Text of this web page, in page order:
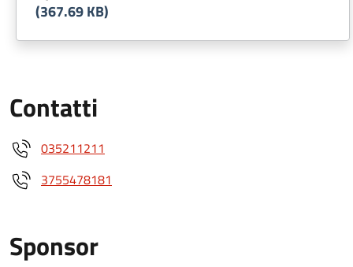
(367.69 KB)
Contatti
035211211
3755478181
Sponsor